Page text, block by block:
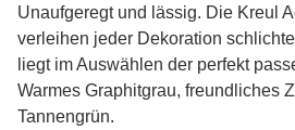
Unaufgeregt und lässig. Die Kreul
verleihen jeder Dekoration
liegt im Auswählen der perfekt
Warmes Graphitgrau, freundliches
Tannengrün.